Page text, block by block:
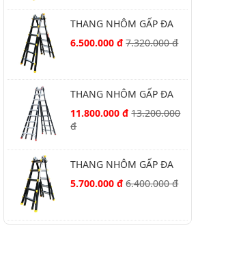
THANG NHÔM GẤP ĐA
NĂNG NIKAWA NKB-46
6.500.000 đ7.320.000 đ
THANG NHÔM GẤP ĐA
NĂNG NIKAWA NKB-49
11.800.000 đ13.200.000
đ
THANG NHÔM GẤP ĐA
NĂNG NIKAWA NKB-45
5.700.000 đ6.400.000 đ